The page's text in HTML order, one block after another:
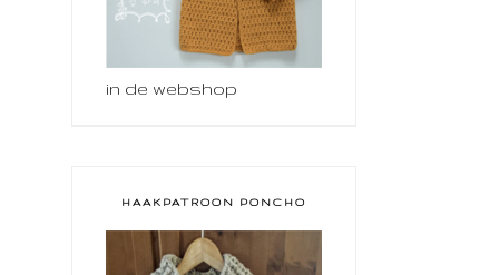
in de webshop
HAAKPATROON PONCHO